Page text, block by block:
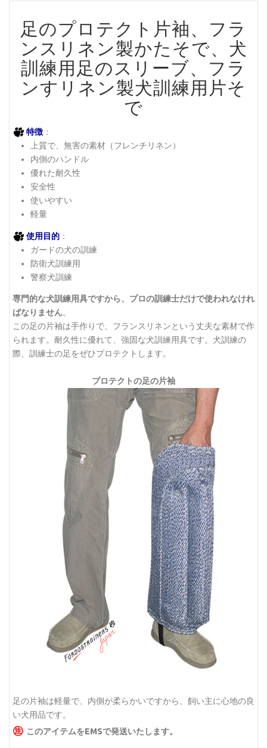
足のプロテクト片袖、フラ
ンスリネン製かたそで、犬
訓練用足のスリーブ、フラ
ンすリネン製犬訓練用片そ
で
特徴 ：
上質で、無害の素材（フレンチリネン）
内側のハンドル
優れた耐久性
安全性
使いやすい
軽量
使用目的 ：
ガードの犬の訓練
防衛犬訓練用
警察犬訓練
専門的な犬訓練用具ですから、プロの訓練士だけで使われなけれ
ばなりません。
この足の片袖は手作りで、フランスリネンという丈夫な素材で作
られます。耐久性に優れて、強固な犬訓練用具です。犬訓練の
際、訓練士の足をぜひプロテクトします。
プロテクトの足の片袖
足の片袖は軽量で、内側が柔らかいですから、飼い主に心地の良
い犬用品です。
㊟ このアイテムをEMSで発送いたします。